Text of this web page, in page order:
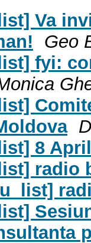
Va
Geo
fyi:
8
radio